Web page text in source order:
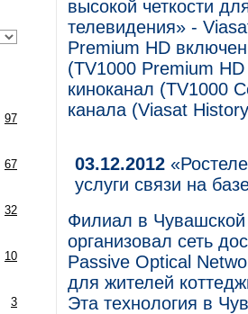
97
67
32
10
3
высокой четкости
телевидения» -
Premium HD
(TV1000 Premium
киноканал (TV1000
канала (Viasat
03.12.2012
услуги связи на
Филиал в
организовал сеть
Passive Optical
для жителей
Эта технология в